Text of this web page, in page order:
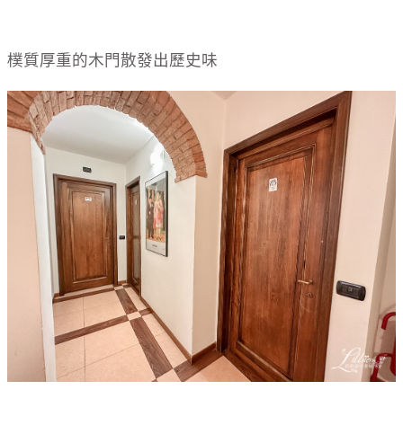
樸質厚重的木門散發出歷史味